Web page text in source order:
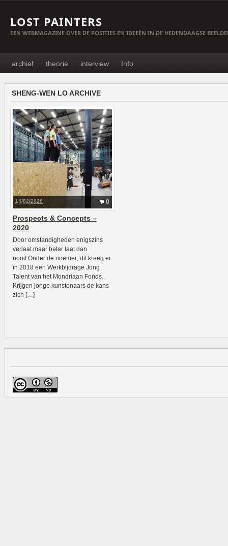
LOST PAINTERS
EEN WEBMAGAZINE OVER DE POSITIES EN IDEEËN IN DE HEDENDAAGSE
archief theorie interview Info
SHENG-WEN LO ARCHIVE
0
14/02/2020
Prospects & Concepts –
2020
Door omstandigheden enigszins
verlaat maar beter laat dan
nooit.Onder de noemer; dit kreeg er
in 2018 een Werkbijdrage Jong
Talent van het Mondriaan Fonds.
Krijgen jonge kunstenaars de kans
zich […]